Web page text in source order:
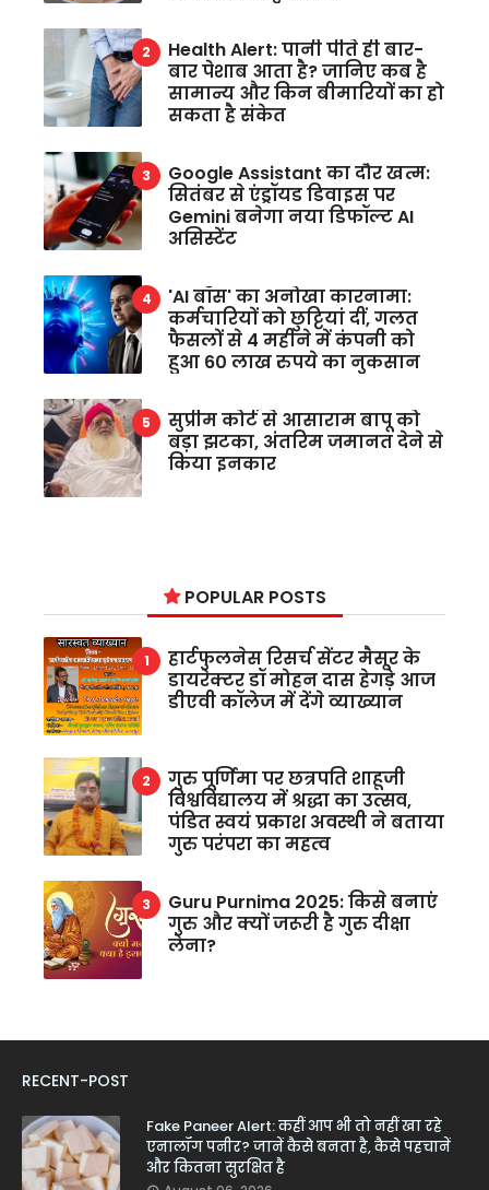
Health Alert: पानी पीते ही बार-
बार पेशाब आता है? जानिए कब है
सामान्य और किन बीमारियों का हो
सकता है संकेत
Google Assistant का दौर खत्म:
सितंबर से एंड्रॉयड डिवाइस पर
Gemini बनेगा नया डिफॉल्ट AI
असिस्टेंट
'AI बॉस' का अनोखा कारनामा:
कर्मचारियों को छुट्टियां दीं, गलत
फैसलों से 4 महीने में कंपनी को
हुआ 60 लाख रुपये का नुकसान
सुप्रीम कोर्ट से आसाराम बापू को
बड़ा झटका, अंतरिम जमानत देने से
किया इनकार
POPULAR POSTS
हार्टफुलनेस रिसर्च सेंटर मैसूर के
डायरेक्टर डॉ मोहन दास हेगड़े आज
डीएवी कॉलेज में देंगे व्याख्यान
गुरु पूर्णिमा पर छत्रपति शाहूजी
विश्वविद्यालय में श्रद्धा का उत्सव,
पंडित स्वयं प्रकाश अवस्थी ने बताया
गुरु परंपरा का महत्व
Guru Purnima 2025: किसे बनाएं
गुरु और क्यों जरूरी है गुरु दीक्षा
लेना?
RECENT-POST
Fake Paneer Alert: कहीं आप भी तो नहीं खा रहे
एनालॉग पनीर? जानें कैसे बनता है, कैसे पहचानें
और कितना सुरक्षित है